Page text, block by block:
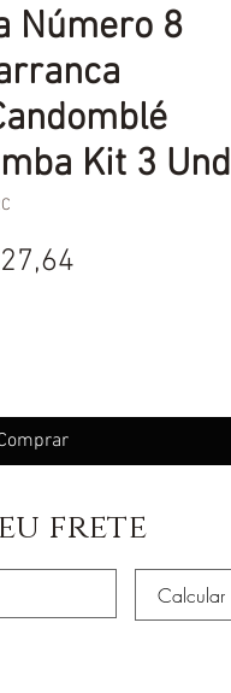
Número 8
Kit 3 Und
frete
Calcular